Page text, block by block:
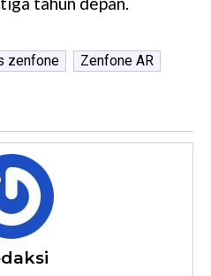
zenfone Zenfone AR